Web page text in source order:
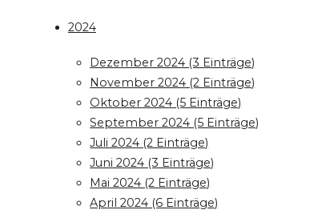
2024
Dezember 2024 (3 Einträge)
November 2024 (2 Einträge)
Oktober 2024 (5 Einträge)
September 2024 (5 Einträge)
Juli 2024 (2 Einträge)
Juni 2024 (3 Einträge)
Mai 2024 (2 Einträge)
April 2024 (6 Einträge)